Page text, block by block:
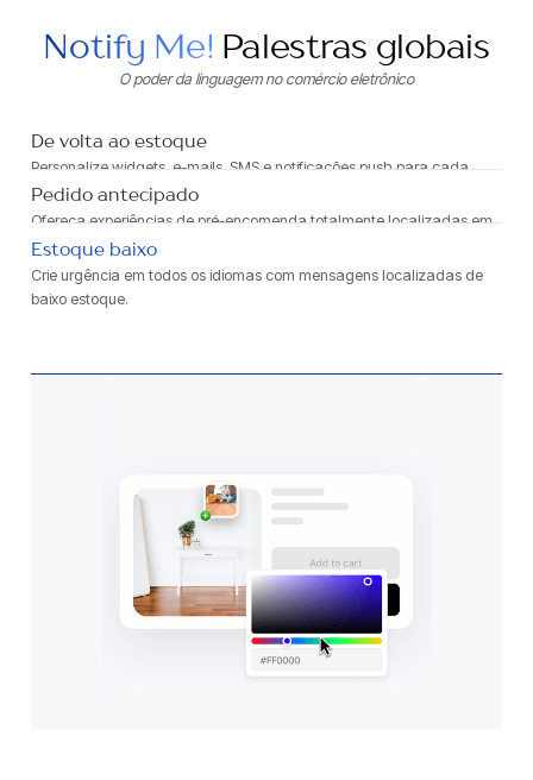
Notify Me! Palestras globais
O poder da linguagem no comércio eletrônico
De volta ao estoque
Personalize widgets, e-mails, SMS e notificações push para cada
idioma compatível com sua loja.
Pedido antecipado
Ofereça experiências de pré-encomenda totalmente localizadas em
todos os idiomas.
Estoque baixo
Crie urgência em todos os idiomas com mensagens localizadas de
baixo estoque.